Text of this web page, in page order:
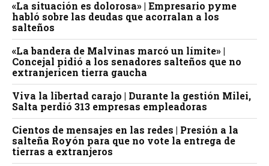
«La situación es dolorosa» | Empresario pyme
habló sobre las deudas que acorralan a los
salteños
«La bandera de Malvinas marcó un límite» |
Concejal pidió a los senadores salteños que no
extranjericen tierra gaucha
Viva la libertad carajo | Durante la gestión Milei,
Salta perdió 313 empresas empleadoras
Cientos de mensajes en las redes | Presión a la
salteña Royón para que no vote la entrega de
tierras a extranjeros